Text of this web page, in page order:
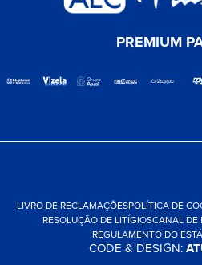
PREMIUM
LIVRO DE RECLAMAÇÕESPOLÍTICA DE
RESOLUÇÃO DE LITÍGIOSCANAL DE
REGULAMENTO DO
CODE & DESIGN: